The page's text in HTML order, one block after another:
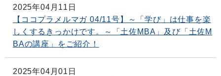
2025年04月11日
【ココプラメルマガ 04/11号】～「学び」は仕事を楽
しくするきっかけです。～「土佐MBA」及び「土佐M
BAの講座」をご紹介！
2025年04月01日